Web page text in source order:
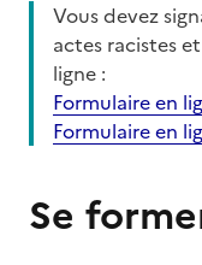
Vous devez
actes racistes
ligne :
Formulaire en
Formulaire en
Se